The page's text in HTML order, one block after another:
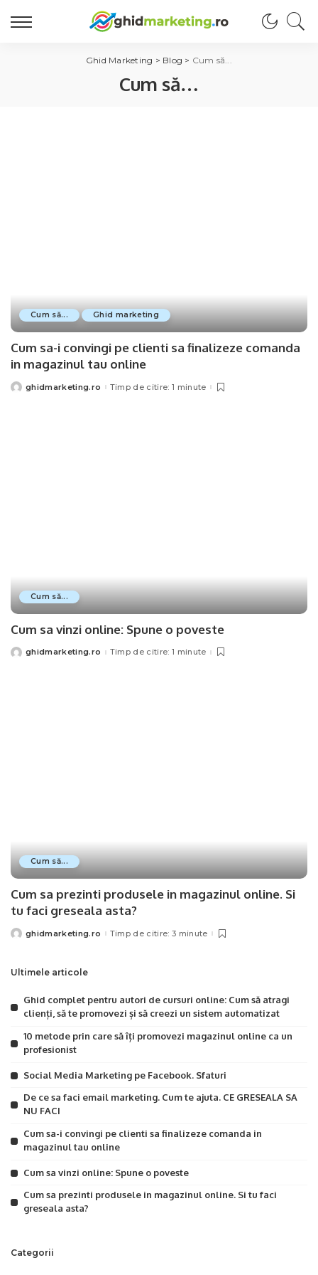
Ghid Marketing > Blog > Cum să...
Cum să…
Cum să... Ghid marketing
Cum sa-i convingi pe clienti sa finalizeze comanda
in magazinul tau online
Postedghidmarketing.ro Timp de citire: 1 minute
Cum să...
Cum sa vinzi online: Spune o poveste
Postedghidmarketing.ro Timp de citire: 1 minute
Cum să...
Cum sa prezinti produsele in magazinul online. Si
tu faci greseala asta?
Postedghidmarketing.ro Timp de citire: 3 minute
Ultimele articole
Ghid complet pentru autori de cursuri online: Cum să atragi
clienți, să te promovezi și să creezi un sistem automatizat
10 metode prin care să îți promovezi magazinul online ca un
profesionist
Social Media Marketing pe Facebook. Sfaturi
De ce sa faci email marketing. Cum te ajuta. CE GRESEALA SA
NU FACI
Cum sa-i convingi pe clienti sa finalizeze comanda in
magazinul tau online
Cum sa vinzi online: Spune o poveste
Cum sa prezinti produsele in magazinul online. Si tu faci
greseala asta?
Categorii